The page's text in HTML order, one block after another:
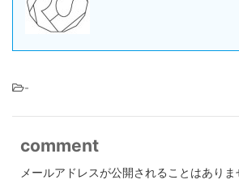
-
comment
メールアドレスが公開されることはありま